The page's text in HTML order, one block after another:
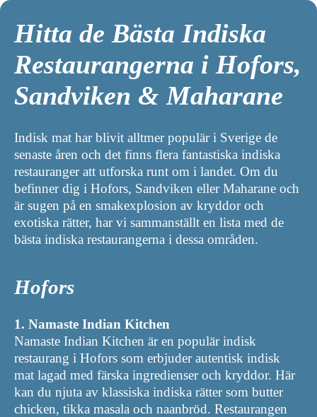
Hitta de Bästa Indiska
Restaurangerna i Hofors,
Sandviken & Maharane
Indisk mat har blivit alltmer populär i Sverige de
senaste åren och det finns flera fantastiska indiska
restauranger att utforska runt om i landet. Om du
befinner dig i Hofors, Sandviken eller Maharane och
är sugen på en smakexplosion av kryddor och
exotiska rätter, har vi sammanställt en lista med de
bästa indiska restaurangerna i dessa områden.
Hofors
1. Namaste Indian Kitchen
Namaste Indian Kitchen är en populär indisk
restaurang i Hofors som erbjuder autentisk indisk
mat lagad med färska ingredienser och kryddor. Här
kan du njuta av klassiska indiska rätter som butter
chicken, tikka masala och naanbröd. Restaurangen